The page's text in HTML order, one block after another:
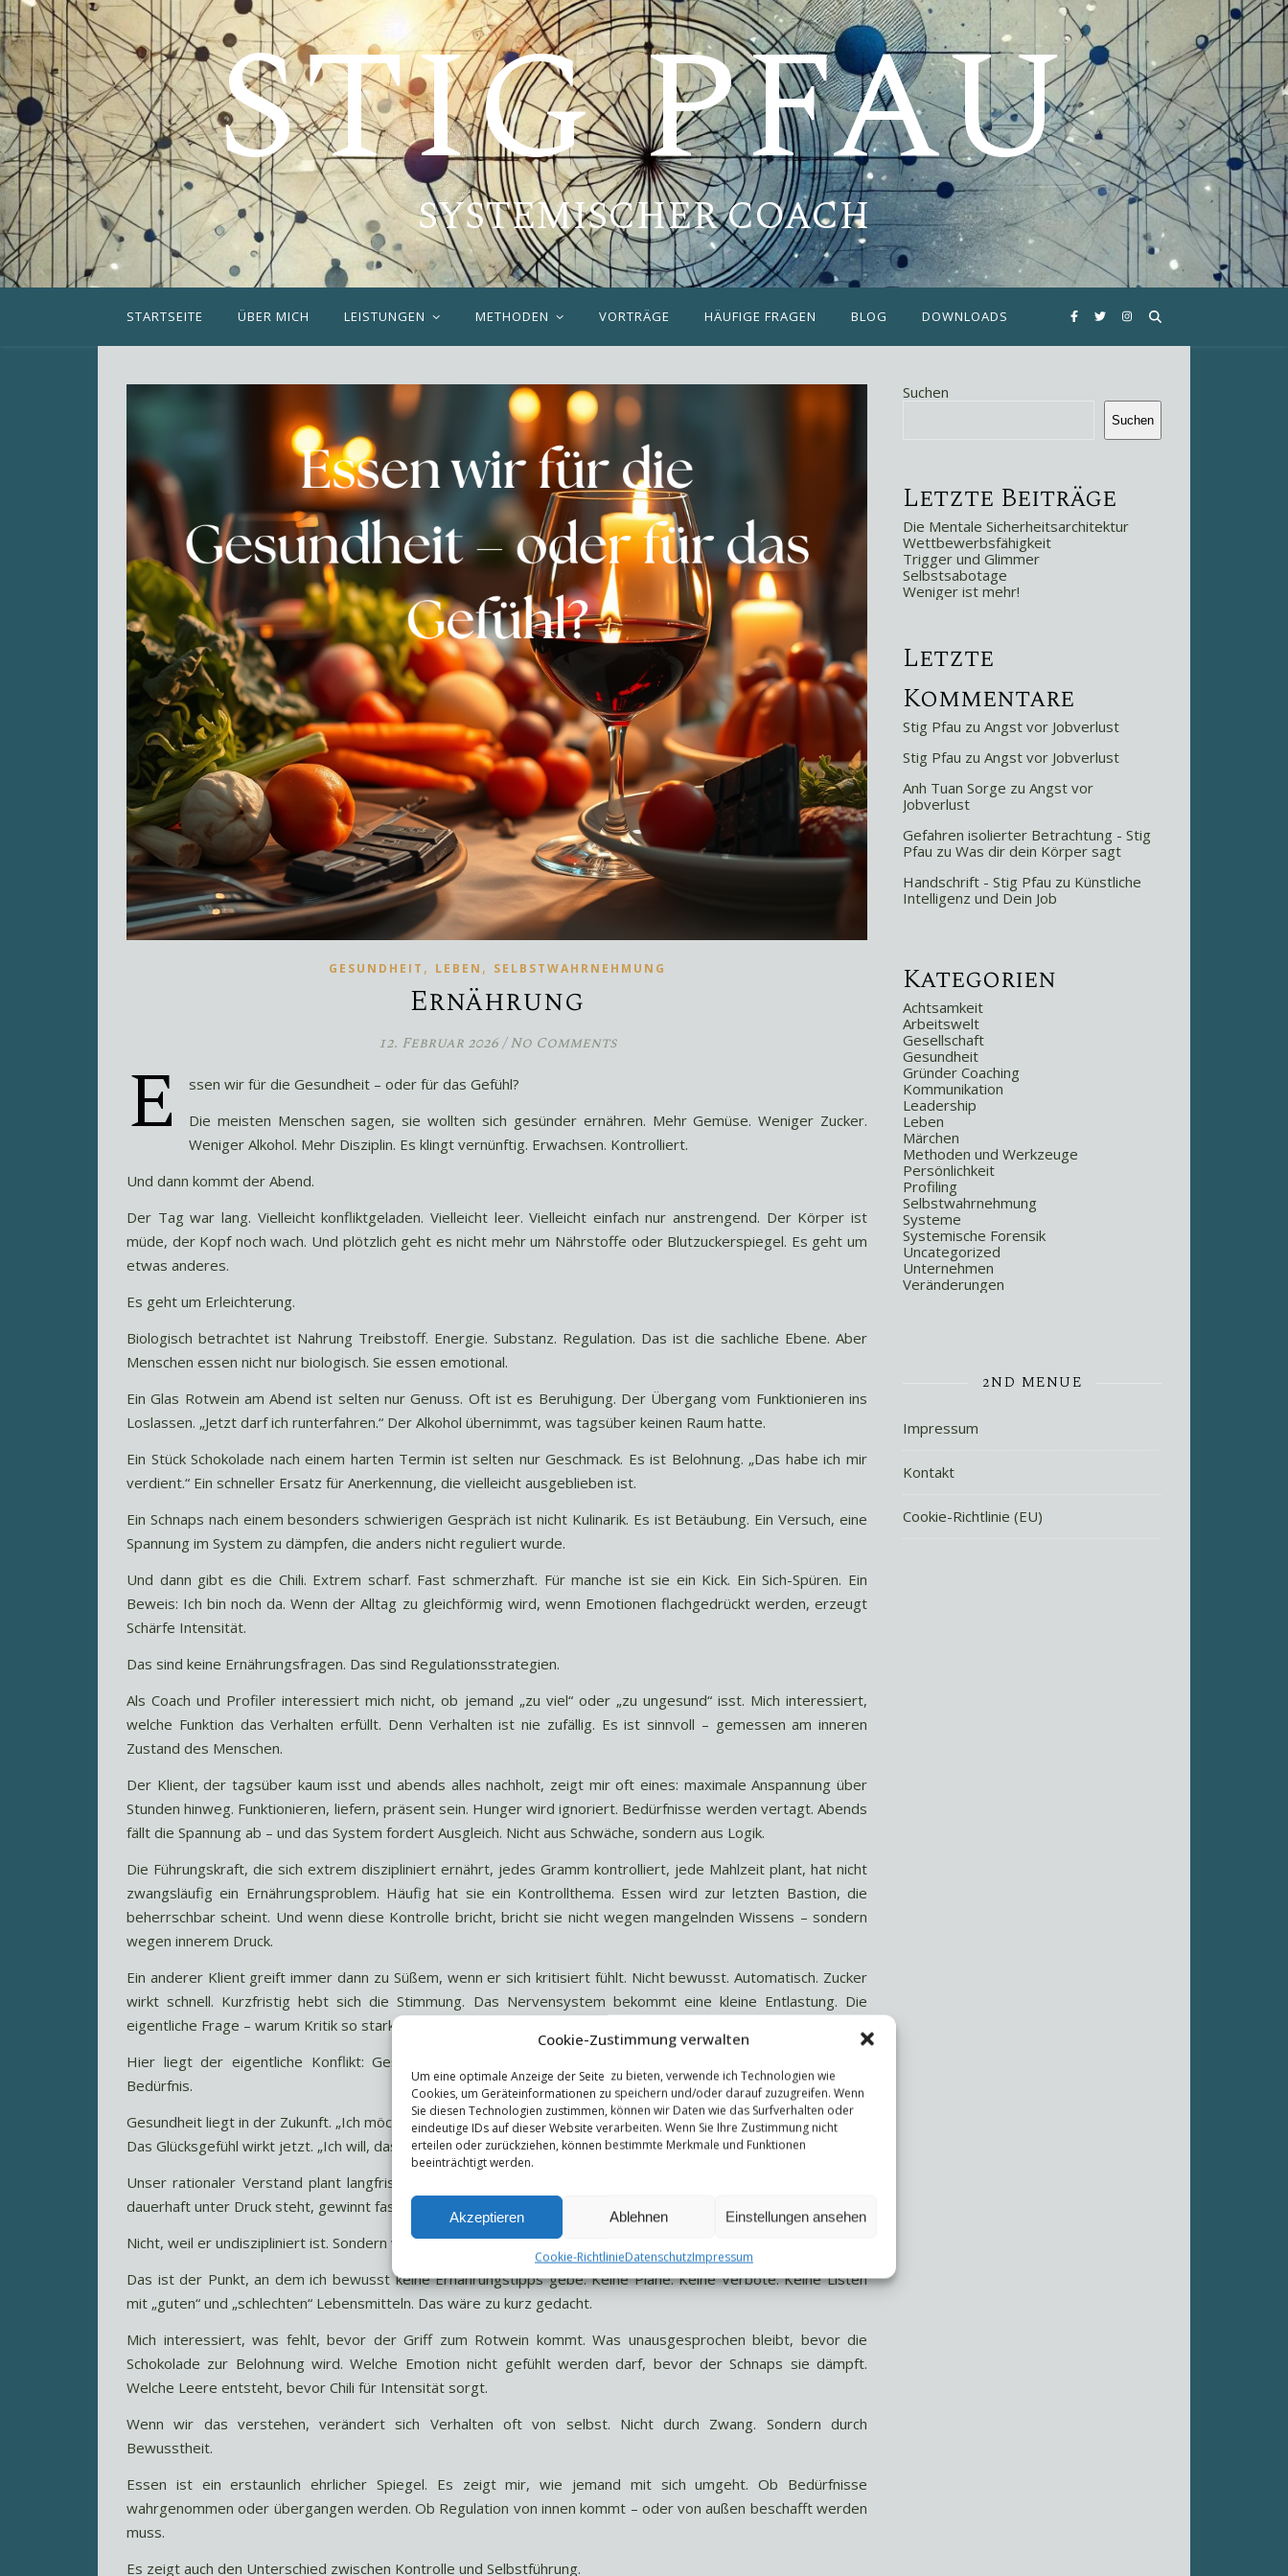
Cookie-Zustimmung verwalten
Um eine optimale Anzeige der Seite zu bieten, verwende ich Technologien wie
Cookies, um Geräteinformationen zu speichern und/oder darauf zuzugreifen. Wenn
Sie diesen Technologien zustimmen, können wir Daten wie das Surfverhalten oder
eindeutige IDs auf dieser Website verarbeiten. Wenn Sie Ihre Zustimmung nicht
erteilen oder zurückziehen, können bestimmte Merkmale und Funktionen
beeinträchtigt werden.
Akzeptieren Ablehnen Einstellungen ansehen
Cookie-RichtlinieDatenschutzImpressum
STIG PFAU
SYSTEMISCHER COACH
STARTSEITE ÜBER MICH LEISTUNGEN METHODEN VORTRÄGE HÄUFIGE FRAGEN BLOG DOWNLOADS
GESUNDHEIT , LEBEN , SELBSTWAHRNEHMUNG
Ernährung
12. Februar 2026/ No Comments
E
ssen wir für die Gesundheit – oder für das Gefühl?
Die meisten Menschen sagen, sie wollten sich gesünder ernähren. Mehr Gemüse. Weniger Zucker.
Weniger Alkohol. Mehr Disziplin. Es klingt vernünftig. Erwachsen. Kontrolliert.
Und dann kommt der Abend.
Der Tag war lang. Vielleicht konfliktgeladen. Vielleicht leer. Vielleicht einfach nur anstrengend. Der Körper ist
müde, der Kopf noch wach. Und plötzlich geht es nicht mehr um Nährstoffe oder Blutzuckerspiegel. Es geht um
etwas anderes.
Es geht um Erleichterung.
Biologisch betrachtet ist Nahrung Treibstoff. Energie. Substanz. Regulation. Das ist die sachliche Ebene. Aber
Menschen essen nicht nur biologisch. Sie essen emotional.
Ein Glas Rotwein am Abend ist selten nur Genuss. Oft ist es Beruhigung. Der Übergang vom Funktionieren ins
Loslassen. „Jetzt darf ich runterfahren.“ Der Alkohol übernimmt, was tagsüber keinen Raum hatte.
Ein Stück Schokolade nach einem harten Termin ist selten nur Geschmack. Es ist Belohnung. „Das habe ich mir
verdient.“ Ein schneller Ersatz für Anerkennung, die vielleicht ausgeblieben ist.
Ein Schnaps nach einem besonders schwierigen Gespräch ist nicht Kulinarik. Es ist Betäubung. Ein Versuch, eine
Spannung im System zu dämpfen, die anders nicht reguliert wurde.
Und dann gibt es die Chili. Extrem scharf. Fast schmerzhaft. Für manche ist sie ein Kick. Ein Sich-Spüren. Ein
Beweis: Ich bin noch da. Wenn der Alltag zu gleichförmig wird, wenn Emotionen flachgedrückt werden, erzeugt
Schärfe Intensität.
Das sind keine Ernährungsfragen. Das sind Regulationsstrategien.
Als Coach und Profiler interessiert mich nicht, ob jemand „zu viel“ oder „zu ungesund“ isst. Mich interessiert,
welche Funktion das Verhalten erfüllt. Denn Verhalten ist nie zufällig. Es ist sinnvoll – gemessen am inneren
Zustand des Menschen.
Der Klient, der tagsüber kaum isst und abends alles nachholt, zeigt mir oft eines: maximale Anspannung über
Stunden hinweg. Funktionieren, liefern, präsent sein. Hunger wird ignoriert. Bedürfnisse werden vertagt. Abends
fällt die Spannung ab – und das System fordert Ausgleich. Nicht aus Schwäche, sondern aus Logik.
Die Führungskraft, die sich extrem diszipliniert ernährt, jedes Gramm kontrolliert, jede Mahlzeit plant, hat nicht
zwangsläufig ein Ernährungsproblem. Häufig hat sie ein Kontrollthema. Essen wird zur letzten Bastion, die
beherrschbar scheint. Und wenn diese Kontrolle bricht, bricht sie nicht wegen mangelnden Wissens – sondern
wegen innerem Druck.
Ein anderer Klient greift immer dann zu Süßem, wenn er sich kritisiert fühlt. Nicht bewusst. Automatisch. Zucker
wirkt schnell. Kurzfristig hebt sich die Stimmung. Das Nervensystem bekommt eine kleine Entlastung. Die
eigentliche Frage – warum Kritik so stark trifft – bleibt unbeantwortet.
Hier liegt der eigentliche Konflikt: Gesundheit ist ein langfristiges Ziel. Glücksgefühl ist ein unmittelbares
Bedürfnis.
Gesundheit liegt in der Zukunft. „Ich möchte in zehn Jahren fit sein.“
Das Glücksgefühl wirkt jetzt. „Ich will, dass es mir in diesem Moment besser geht.“
Unser rationaler Verstand plant langfristig. Unser Nervensystem reagiert unmittelbar. Und wenn ein Mensch
dauerhaft unter Druck steht, gewinnt fast immer das Sofortige.
Nicht, weil er undiszipliniert ist. Sondern weil sein System nach Entlastung sucht.
Das ist der Punkt, an dem ich bewusst keine Ernährungstipps gebe. Keine Pläne. Keine Verbote. Keine Listen
mit „guten“ und „schlechten“ Lebensmitteln. Das wäre zu kurz gedacht.
Mich interessiert, was fehlt, bevor der Griff zum Rotwein kommt. Was unausgesprochen bleibt, bevor die
Schokolade zur Belohnung wird. Welche Emotion nicht gefühlt werden darf, bevor der Schnaps sie dämpft.
Welche Leere entsteht, bevor Chili für Intensität sorgt.
Wenn wir das verstehen, verändert sich Verhalten oft von selbst. Nicht durch Zwang. Sondern durch
Bewusstheit.
Essen ist ein erstaunlich ehrlicher Spiegel. Es zeigt mir, wie jemand mit sich umgeht. Ob Bedürfnisse
wahrgenommen oder übergangen werden. Ob Regulation von innen kommt – oder von außen beschafft werden
muss.
Es zeigt auch den Unterschied zwischen Kontrolle und Selbstführung.
Suchen
Suchen
Letzte Beiträge
Die Mentale Sicherheitsarchitektur
Wettbewerbsfähigkeit
Trigger und Glimmer
Selbstsabotage
Weniger ist mehr!
Letzte
Kommentare
Stig Pfau zu Angst vor Jobverlust
Stig Pfau zu Angst vor Jobverlust
Anh Tuan Sorge zu Angst vor
Jobverlust
Gefahren isolierter Betrachtung - Stig
Pfau zu Was dir dein Körper sagt
Handschrift - Stig Pfau zu Künstliche
Intelligenz und Dein Job
Kategorien
Achtsamkeit
Arbeitswelt
Gesellschaft
Gesundheit
Gründer Coaching
Kommunikation
Leadership
Leben
Märchen
Methoden und Werkzeuge
Persönlichkeit
Profiling
Selbstwahrnehmung
Systeme
Systemische Forensik
Uncategorized
Unternehmen
Veränderungen
2ND MENUE
Impressum
Kontakt
Cookie-Richtlinie (EU)